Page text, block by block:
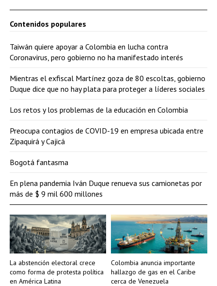
La abstención electoral crece
como forma de protesta política
en América Latina
Colombia anuncia importante
hallazgo de gas en el Caribe
cerca de Venezuela
Contenidos populares
Taiwán quiere apoyar a Colombia en lucha contra
Coronavirus, pero gobierno no ha manifestado interés
Mientras el exfiscal Martínez goza de 80 escoltas, gobierno
Duque dice que no hay plata para proteger a líderes sociales
Los retos y los problemas de la educación en Colombia
Preocupa contagios de COVID-19 en empresa ubicada entre
Zipaquirá y Cajicá
Bogotá fantasma
En plena pandemia Iván Duque renueva sus camionetas por
más de $ 9 mil 600 millones